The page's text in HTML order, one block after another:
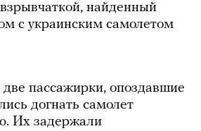
найденный
с украинским самолетом
пассажирки, опоздавшие
догнать самолет
Их задержали